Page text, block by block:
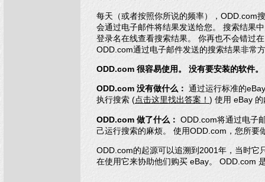
每天（或者按照你所说的频率），ODD.com
会通过电子邮件将结果发送给您。 搜索结果
登录名在线查看搜索结果。 你再也不会错过
ODD.com通过电子邮件发送的搜索结果非常
ODD.com 很容易使用。 没有要安装的软件
ODD.com 没有做什么： 通过运行标准的
执行搜索 (点击这里找出答案！ ) 使用 eBay
ODD.com 做了什么： ODD.com将通过电子
己运行搜索的麻烦。 使用ODD.com，您所要
ODD.com的起源可以追溯到2001年，当时它
在使用它来协助他们购买 eBay。 ODD.com